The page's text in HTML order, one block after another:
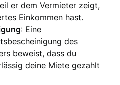
er dem Vermieter zeigt,
Einkommen hast.
: Eine
des
beweist, dass du
deine Miete gezahlt